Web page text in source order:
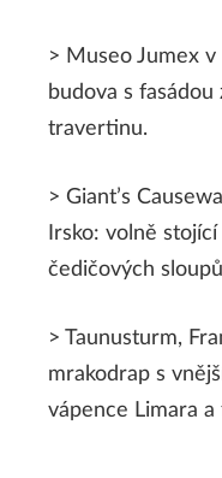
> Museo Jumex
budova s
travertinu.
> Giant’s
Irsko: volně
čedičových
> Taunusturm,
mrakodrap s
vápence Limara a